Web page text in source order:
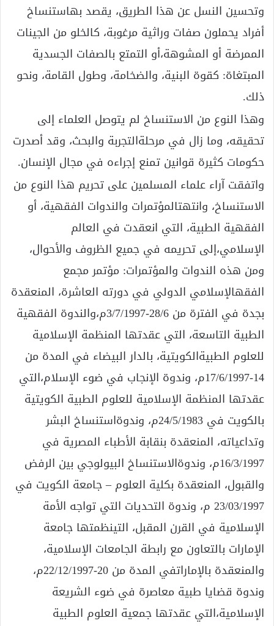
وتحسين النسل عن هذا الطريق، يقصد بهاستنساخ
أفراد يحملون صفات وراثية مرغوبة، كالخلو من الجينات
الممرضة أو المشوهة،أو التمتع بالصفات الجسدية
المبتغاة: كقوة البنية، والضخامة، وطول القامة، ونحو
ذلك.
وهذا النوع من الاستنساخ لم يتوصل العلماء إلى
تحقيقه، وما زال في مرحلةالتجربة والبحث، وقد أصدرت
حكومات كثيرة قوانين تمنع إجراءه في مجال الإنسان.
واتفقت آراء علماء المسلمين على تحريم هذا النوع من
الاستنساخ، وانتهتالمؤتمرات والندوات الفقهية، أو
الفقهية الطبية، التي انعقدت في العالم
الإسلامي،إلى تحريمه في جميع الظروف والأحوال،
ومن هذه الندوات والمؤتمرات: مؤتمر مجمع
الفقهالإسلامي الدولي في دورته العاشرة، المنعقدة
بجدة في الفترة من 28/6-3/7/1997م،والندوة الفقهية
الطبية التاسعة، التي عقدتها المنظمة الإسلامية
للعلوم الطبيةالكويتية، بالدار البيضاء في المدة من
14-17/6/1997م، وندوة الإنجاب في ضوء الإسلام،التي
عقدتها المنظمة الإسلامية للعلوم الطبية الكويتية
بالكويت في 24/5/1983م، وندوةاستنساخ البشر
وتداعياته، المنعقدة بنقابة الأطباء المصرية في
16/3/1997م، وندوةالاستنساخ البيولوجي بين الرفض
والقبول، المنعقدة بكلية العلوم – جامعة الكويت في
23/03/1997 م، وندوة التحديات التي تواجه الأمة
الإسلامية في القرن المقبل، التينظمتها جامعة
الإمارات بالتعاون مع رابطة الجامعات الإسلامية،
والمنعقدة بالإماراتفي المدة من 20-22/12/1997م،
وندوة قضايا طبية معاصرة في ضوء الشريعة
الإسلامية،التي عقدتها جمعية العلوم الطبية